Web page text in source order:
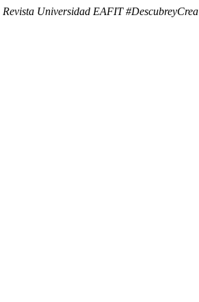
Revista Universidad EAFIT #DescubreyCrea